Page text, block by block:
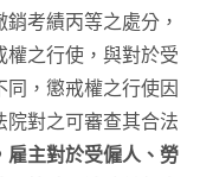
考績丙等之處分，
權之行使，與對於受
，懲戒權之行使因
院對之可審查其合法
雇主對於受僱人、勞